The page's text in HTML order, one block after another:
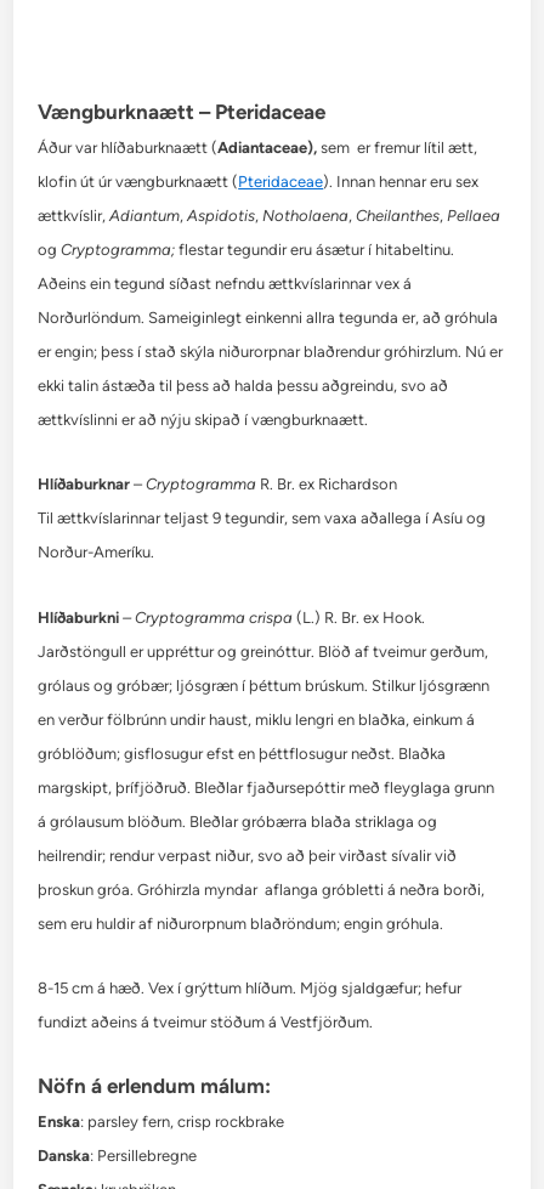
Vængburknaætt – Pteridaceae
Áður var hlíðaburknaætt (Adiantaceae), sem er fremur lítil ætt,
klofin út úr vængburknaætt (Pteridaceae). Innan hennar eru sex
ættkvíslir,Adiantum,Aspidotis, Notholaena,Cheilanthes, Pellaea
og Cryptogramma; flestar tegundir eru ásætur í hitabeltinu.
Aðeins ein tegund síðast nefndu ættkvíslarinnar vex á
Norðurlöndum. Sameiginlegt einkenni allra tegunda er, að gróhula
er engin; þess í stað skýla niðurorpnar blaðrendur gróhirzlum. Nú er
ekki talin ástæða til þess að halda þessu aðgreindu, svo að
ættkvíslinni er að nýju skipað í vængburknaætt.
Hlíðaburknar –Cryptogramma R. Br. ex Richardson
Til ættkvíslarinnar teljast 9 tegundir, sem vaxa aðallega í Asíu og
Norður-Ameríku.
Hlíðaburkni – Cryptogramma crispa (L.) R. Br. ex Hook.
Jarðstöngull er uppréttur og greinóttur. Blöð af tveimur gerðum,
grólaus og gróbær; ljósgræn í þéttum brúskum. Stilkur ljósgrænn
en verður fölbrúnn undir haust, miklu lengri en blaðka, einkum á
gróblöðum; gisflosugur efst en þéttflosugur neðst. Blaðka
margskipt, þrífjöðruð. Bleðlar fjaðursepóttir með fleyglaga grunn
á grólausum blöðum. Bleðlar gróbærra blaða striklaga og
heilrendir; rendur verpast niður, svo að þeir virðast sívalir við
þroskun gróa. Gróhirzla myndar aflanga gróbletti á neðra borði,
sem eru huldir af niðurorpnum blaðröndum; engin gróhula.
8-15 cm á hæð. Vex í grýttum hlíðum. Mjög sjaldgæfur; hefur
fundizt aðeins á tveimur stöðum á Vestfjörðum.
Nöfn á erlendum málum:
Enska: parsley fern,crisp rockbrake
Danska: Persillebregne